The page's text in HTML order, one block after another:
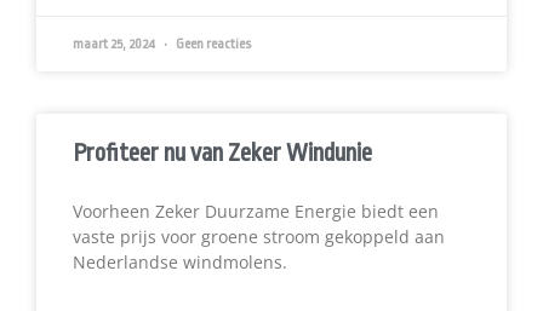
maart 25, 2024 Geen reacties
Profiteer nu van Zeker Windunie
Voorheen Zeker Duurzame Energie biedt een
vaste prijs voor groene stroom gekoppeld aan
Nederlandse windmolens.